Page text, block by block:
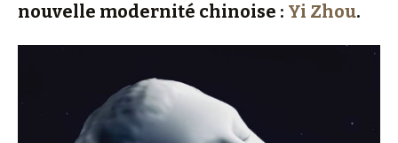
nouvelle modernité chinoise : Yi Zhou.